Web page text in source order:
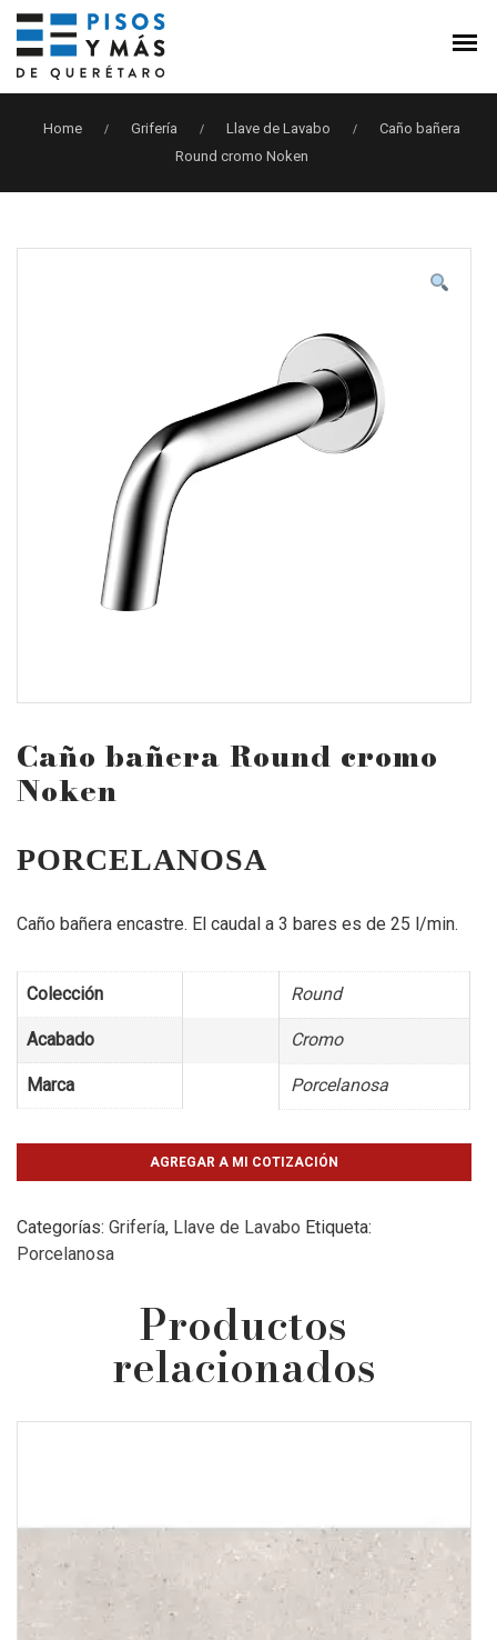
Home / Grifería / Llave de Lavabo /
Caño bañera
Round cromo Noken
Caño bañera Round cromo
Noken
PORCELANOSA
Caño bañera encastre. El caudal a 3 bares es de 25 l/min.
Colección Round
Acabado Cromo
Marca Porcelanosa
AGREGAR A MI COTIZACIÓN
Categorías: Grifería, Llave de Lavabo Etiqueta:
Porcelanosa
Productos
relacionados